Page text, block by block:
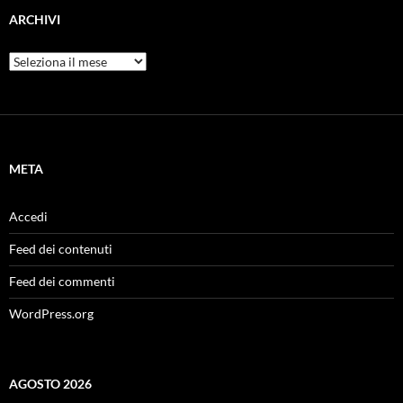
ARCHIVI
Archivi
META
Accedi
Feed dei contenuti
Feed dei commenti
WordPress.org
AGOSTO 2026